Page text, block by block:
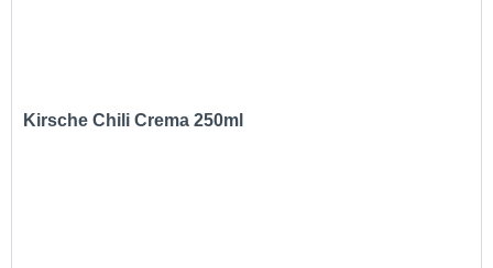
Kirsche Chili Crema 250ml